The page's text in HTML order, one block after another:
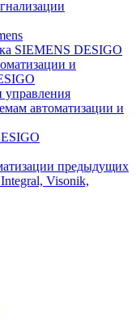
SIEMENS DESIGO
и
управления
автоматизации и
предыдущих
Visonik,